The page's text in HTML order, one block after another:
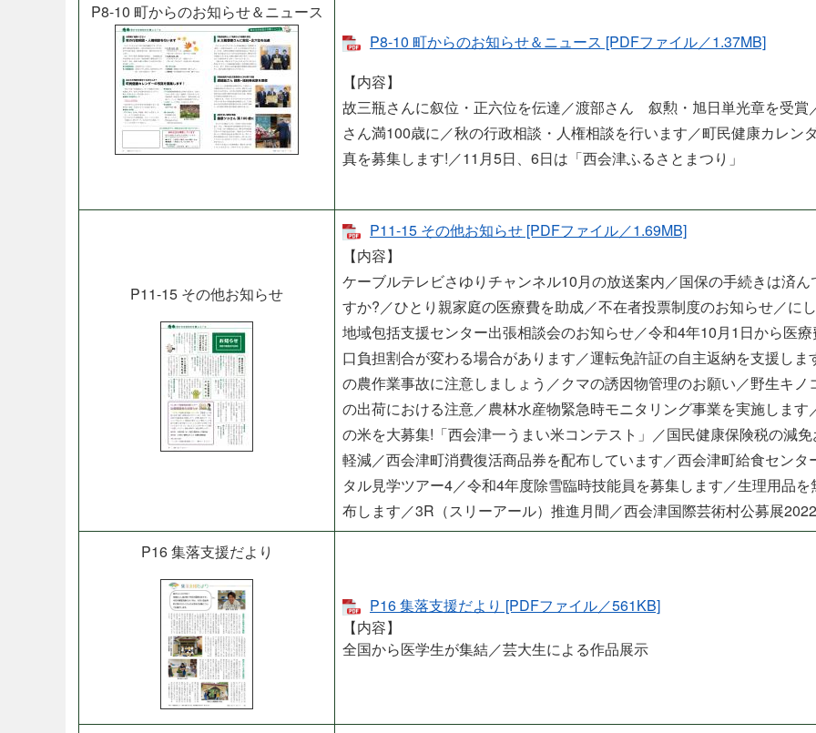
P8-10 町からのお知らせ＆ニュース​
P8-10 町からのお知らせ＆ニュース [PDFファイル／1.37MB]
【内容】
故三瓶さんに叙位・正六位を伝達／渡部さん 叙勲・旭日単光章を受賞
さん満100歳に／秋の行政相談・人権相談を行います／町民健康カレン
真を募集します!／11月5日、6日は「西会津ふるさとまつり」
P11-15 その他お知らせ
P11-15 その他お知らせ [PDFファイル／1.69MB]
【内容】
ケーブルテレビさゆりチャンネル10月の放送案内／国保の手続きは済ん
すか?／ひとり親家庭の医療費を助成／不在者投票制度のお知らせ／に
地域包括支援センター出張相談会のお知らせ／令和4年10月1日から医
口負担割合が変わる場合があります／運転免許証の自主返納を支援しま
の農作業事故に注意しましょう／クマの誘因物管理のお願い／野生キノ
の出荷における注意／農林水産物緊急時モニタリング事業を実施します
の米を大募集!「西会津一うまい米コンテスト」／国民健康保険税の減
軽減／西会津町消費復活商品券を配布しています／西会津町給食センタ
タル見学ツアー4／令和4年度除雪臨時技能員を募集します／生理用品を
布します／3R（スリーアール）推進月間／西会津国際芸術村公募展2022
P16 集落支援だより
P16 集落支援だより [PDFファイル／561KB]
【内容】
全国から医学生が集結／芸大生による作品展示